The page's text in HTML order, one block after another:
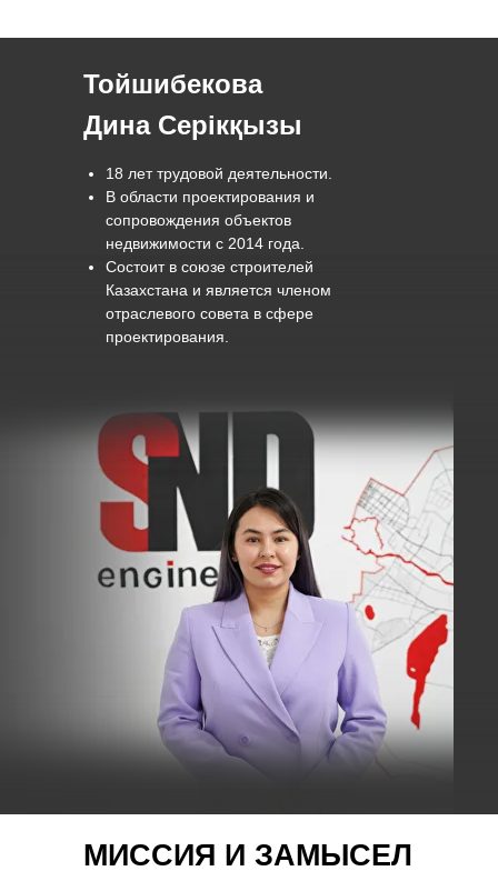
Тойшибекова
Дина Серікқызы
18 лет трудовой деятельности.
В области проектирования и
сопровождения объектов
недвижимости с 2014 года.
Состоит в союзе строителей
Казахстана и является членом
отраслевого совета в сфере
проектирования.
МИССИЯ И ЗАМЫСЕЛ